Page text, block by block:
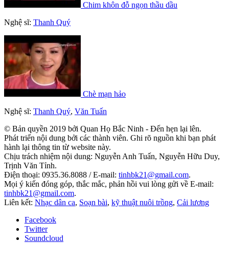
Chim khôn đỗ ngọn thầu dầu
Nghệ sĩ: Thanh Quý
Chè mạn hảo
Nghệ sĩ: Thanh Quý, Văn Tuấn
© Bản quyền 2019 bởi Quan Họ Bắc Ninh - Đến hẹn lại lên.
Phát triển nội dung bởi các thành viên. Ghi rõ nguồn khi bạn phát
hành lại thông tin từ website này.
Chịu trách nhiệm nội dung: Nguyễn Anh Tuấn, Nguyễn Hữu Duy,
Trịnh Văn Tỉnh.
Điện thoại: 0935.36.8088 / E-mail: tinhbk21@gmail.com.
Mọi ý kiến đóng góp, thắc mắc, phản hồi vui lòng gửi về E-mail:
tinhbk21@gmail.com.
Liên kết: Nhạc dân ca, Soạn bài, kỹ thuật nuôi trồng, Cải lương
Facebook
Twitter
Soundcloud